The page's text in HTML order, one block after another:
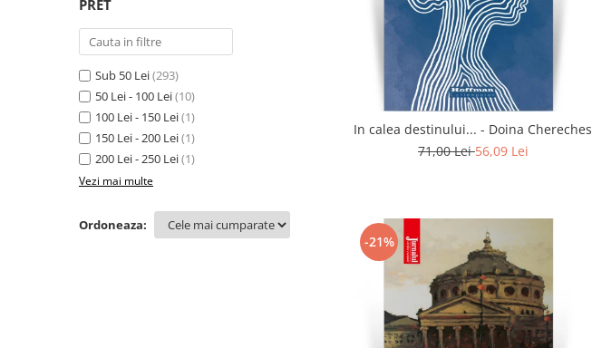
PRET
Sub 50 Lei(293)
50 Lei - 100 Lei(10)
100 Lei - 150 Lei(1)
150 Lei - 200 Lei(1)
200 Lei - 250 Lei(1)
Vezi mai multe
Ordoneaza:
In calea destinului... - Doina Chereches
71,00 Lei56,09 Lei
-21%